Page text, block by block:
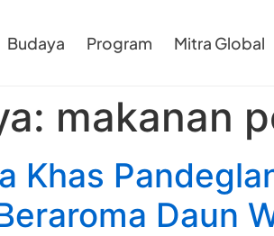
Budaya Program Mitra Global
makanan
Khas
Daun